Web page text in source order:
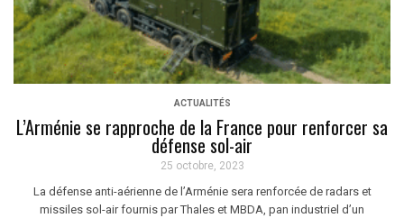
ACTUALITÉS
L’Arménie se rapproche de la France pour renforcer sa
défense sol-air
25 octobre, 2023
La défense anti-aérienne de l’Arménie sera renforcée de radars et
missiles sol-air fournis par Thales et MBDA, pan industriel d’un